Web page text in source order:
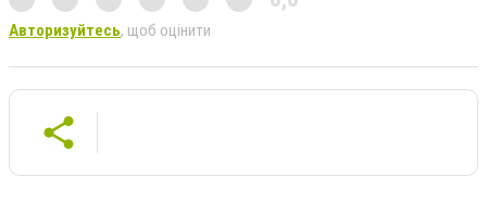
Авторизуйтесь, щоб оцінити